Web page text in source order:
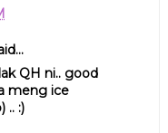
QH ni.. good
meng ice
.. :)